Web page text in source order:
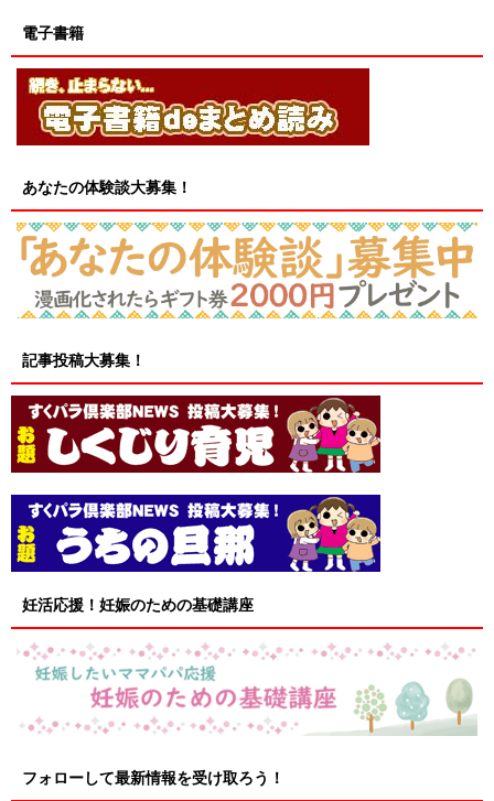
電子書籍
あなたの体験談大募集！
記事投稿大募集！
妊活応援！妊娠のための基礎講座
フォローして最新情報を受け取ろう！